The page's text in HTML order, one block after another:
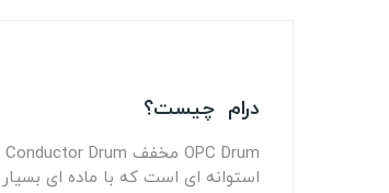
درام چیست؟
استوانه ای است که با ماده ای